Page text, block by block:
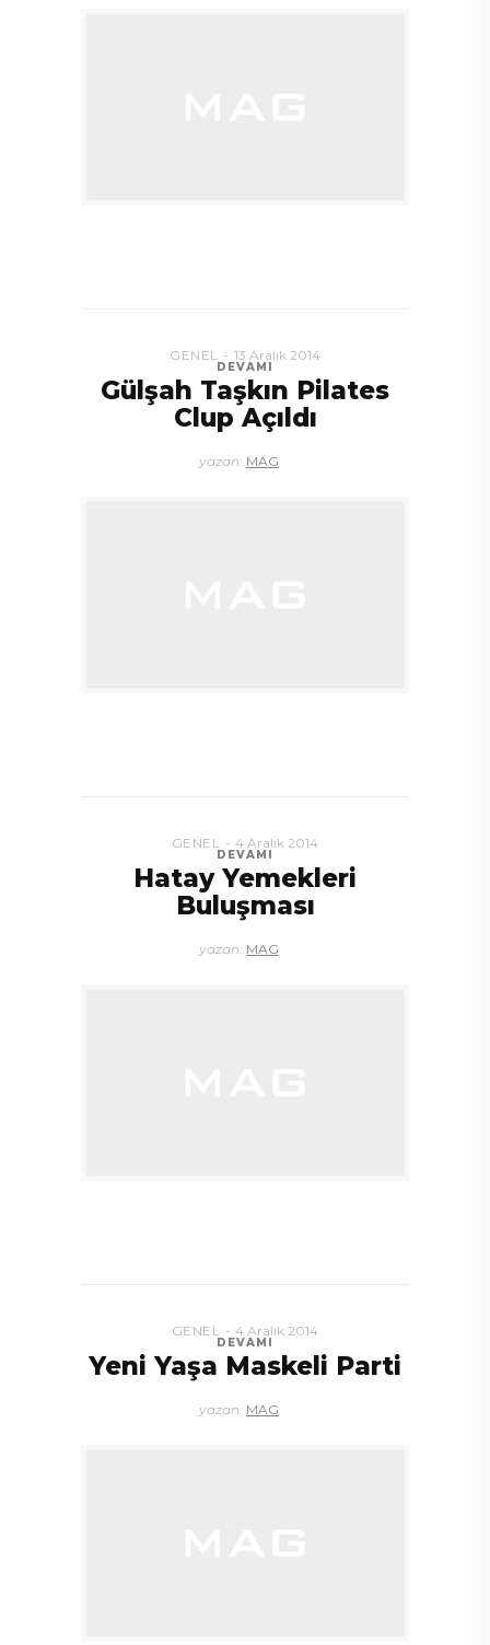
DEVAMI
GENEL 13 Aralık 2014
Gülşah Taşkın Pilates
Clup Açıldı
yazan: MAG
DEVAMI
GENEL 4 Aralık 2014
Hatay Yemekleri
Buluşması
yazan: MAG
DEVAMI
GENEL 4 Aralık 2014
Yeni Yaşa Maskeli Parti
yazan: MAG